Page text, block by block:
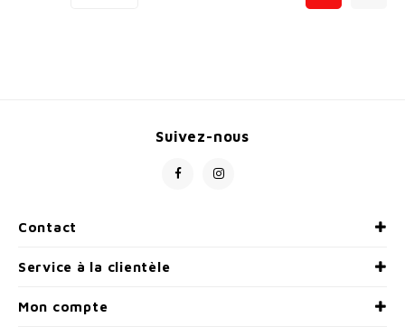
Contact
Suivez-nous
Service à la clientèle
Mon compte